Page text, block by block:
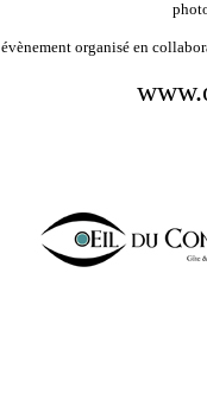
organisé en